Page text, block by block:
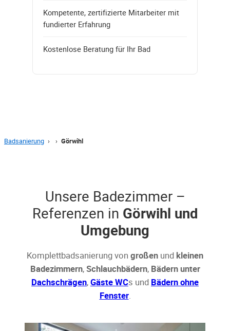
Kompetente, zertifizierte Mitarbeiter mit
fundierter Erfahrung
Kostenlose Beratung für Ihr Bad
Badsanierung › › Görwihl
Unsere Badezimmer –
Referenzen in Görwihl und
Umgebung
Komplettbadsanierung von großen und kleinen
Badezimmern,Schlauchbädern, Bädern unter
Dachschrägen,Gäste WCs und Bädern ohne
Fenster.